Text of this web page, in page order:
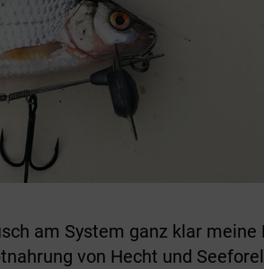
am System ganz klar meine
von Hecht und